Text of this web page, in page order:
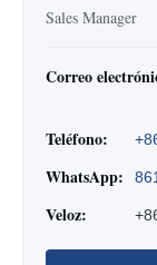
Sales Manager
Correo
Teléfono:
WhatsApp:
Veloz: